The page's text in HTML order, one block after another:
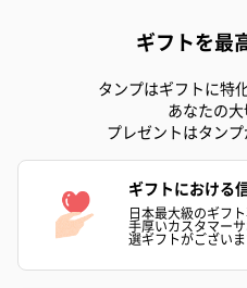
ギフトを最
タンプはギフトに特
あなたの大
プレゼントはタンプ
ギフトにおける
日本最大級のギフ
手厚いカスタマー
選ギフトがございま